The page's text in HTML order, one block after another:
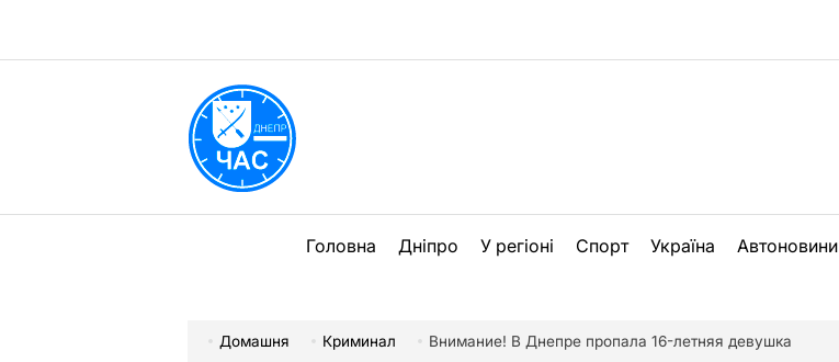
вмісту
Головна Дніпро У регіоні Спорт Україна Автоновини
Домашня Криминал Внимание! В Днепре пропала 16-летняя девушка